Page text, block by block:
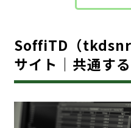
SoffiTD（
サイト｜共通す